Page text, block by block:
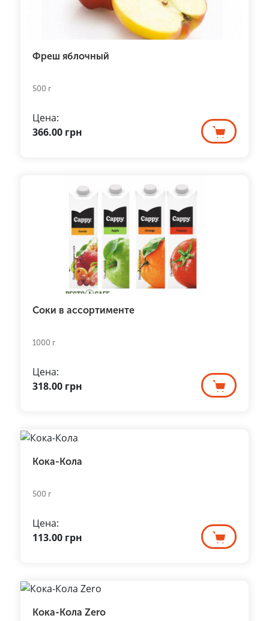
Фреш яблочный
500 г
Цена:
366.00 грн
Соки в ассортименте
1000 г
Цена:
318.00 грн
Кока-Кола
500 г
Цена:
113.00 грн
Кока-Кола Zero